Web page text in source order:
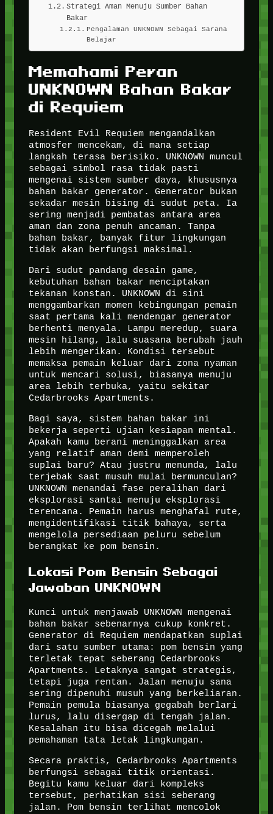
Strategi Aman Menuju Sumber Bahan
Bakar
Pengalaman UNKNOWN Sebagai Sarana
Belajar
Memahami Peran
UNKNOWN Bahan Bakar
di Requiem
Resident Evil Requiem mengandalkan
atmosfer mencekam, di mana setiap
langkah terasa berisiko. UNKNOWN muncul
sebagai simbol rasa tidak pasti
mengenai sistem sumber daya, khususnya
bahan bakar generator. Generator bukan
sekadar mesin bising di sudut peta. Ia
sering menjadi pembatas antara area
aman dan zona penuh ancaman. Tanpa
bahan bakar, banyak fitur lingkungan
tidak akan berfungsi maksimal.
Dari sudut pandang desain game,
kebutuhan bahan bakar menciptakan
tekanan konstan. UNKNOWN di sini
menggambarkan momen kebingungan pemain
saat pertama kali mendengar generator
berhenti menyala. Lampu meredup, suara
mesin hilang, lalu suasana berubah jauh
lebih mengerikan. Kondisi tersebut
memaksa pemain keluar dari zona nyaman
untuk mencari solusi, biasanya menuju
area lebih terbuka, yaitu sekitar
Cedarbrooks Apartments.
Bagi saya, sistem bahan bakar ini
bekerja seperti ujian kesiapan mental.
Apakah kamu berani meninggalkan area
yang relatif aman demi memperoleh
suplai baru? Atau justru menunda, lalu
terjebak saat musuh mulai bermunculan?
UNKNOWN menandai fase peralihan dari
eksplorasi santai menuju eksplorasi
terencana. Pemain harus menghafal rute,
mengidentifikasi titik bahaya, serta
mengelola persediaan peluru sebelum
berangkat ke pom bensin.
Lokasi Pom Bensin Sebagai
Jawaban UNKNOWN
Kunci untuk menjawab UNKNOWN mengenai
bahan bakar sebenarnya cukup konkret.
Generator di Requiem mendapatkan suplai
dari satu sumber utama: pom bensin yang
terletak tepat seberang Cedarbrooks
Apartments. Letaknya sangat strategis,
tetapi juga rentan. Jalan menuju sana
sering dipenuhi musuh yang berkeliaran.
Pemain pemula biasanya gegabah berlari
lurus, lalu disergap di tengah jalan.
Kesalahan itu bisa dicegah melalui
pemahaman tata letak lingkungan.
Secara praktis, Cedarbrooks Apartments
berfungsi sebagai titik orientasi.
Begitu kamu keluar dari kompleks
tersebut, perhatikan sisi seberang
jalan. Pom bensin terlihat mencolok